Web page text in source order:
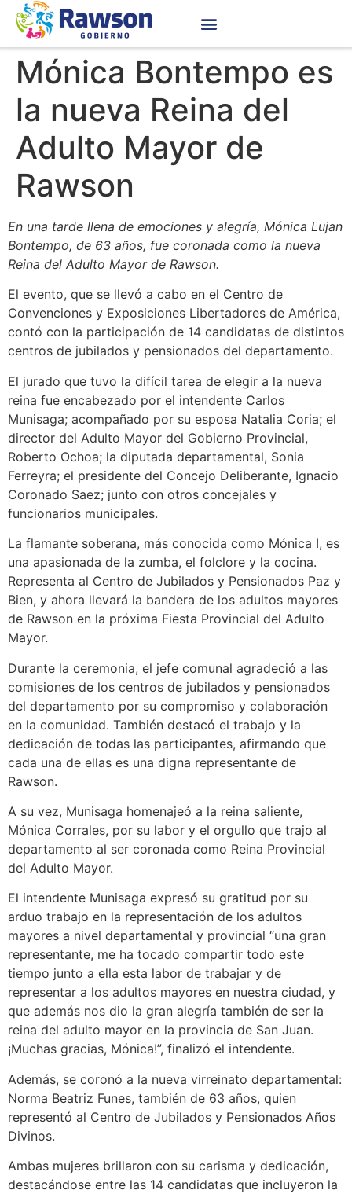
Mónica Bontempo es
la nueva Reina del
Adulto Mayor de
Rawson
En una tarde llena de emociones y alegría, Mónica Lujan
Bontempo, de 63 años, fue coronada como la nueva
Reina del Adulto Mayor de Rawson.
El evento, que se llevó a cabo en el Centro de
Convenciones y Exposiciones Libertadores de América,
contó con la participación de 14 candidatas de distintos
centros de jubilados y pensionados del departamento.
El jurado que tuvo la difícil tarea de elegir a la nueva
reina fue encabezado por el intendente Carlos
Munisaga; acompañado por su esposa Natalia Coria; el
director del Adulto Mayor del Gobierno Provincial,
Roberto Ochoa; la diputada departamental, Sonia
Ferreyra; el presidente del Concejo Deliberante, Ignacio
Coronado Saez; junto con otros concejales y
funcionarios municipales.
La flamante soberana, más conocida como Mónica I, es
una apasionada de la zumba, el folclore y la cocina.
Representa al Centro de Jubilados y Pensionados Paz y
Bien, y ahora llevará la bandera de los adultos mayores
de Rawson en la próxima Fiesta Provincial del Adulto
Mayor.
Durante la ceremonia, el jefe comunal agradeció a las
comisiones de los centros de jubilados y pensionados
del departamento por su compromiso y colaboración
en la comunidad. También destacó el trabajo y la
dedicación de todas las participantes, afirmando que
cada una de ellas es una digna representante de
Rawson.
A su vez, Munisaga homenajeó a la reina saliente,
Mónica Corrales, por su labor y el orgullo que trajo al
departamento al ser coronada como Reina Provincial
del Adulto Mayor.
El intendente Munisaga expresó su gratitud por su
arduo trabajo en la representación de los adultos
mayores a nivel departamental y provincial “una gran
representante, me ha tocado compartir todo este
tiempo junto a ella esta labor de trabajar y de
representar a los adultos mayores en nuestra ciudad, y
que además nos dio la gran alegría también de ser la
reina del adulto mayor en la provincia de San Juan.
¡Muchas gracias, Mónica!”, finalizó el intendente.
Además, se coronó a la nueva virreinato departamental:
Norma Beatriz Funes, también de 63 años, quien
representó al Centro de Jubilados y Pensionados Años
Divinos.
Ambas mujeres brillaron con su carisma y dedicación,
destacándose entre las 14 candidatas que incluyeron la